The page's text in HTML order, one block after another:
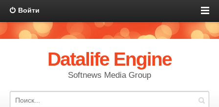
Войти
Datalife Engine
Softnews Media Group